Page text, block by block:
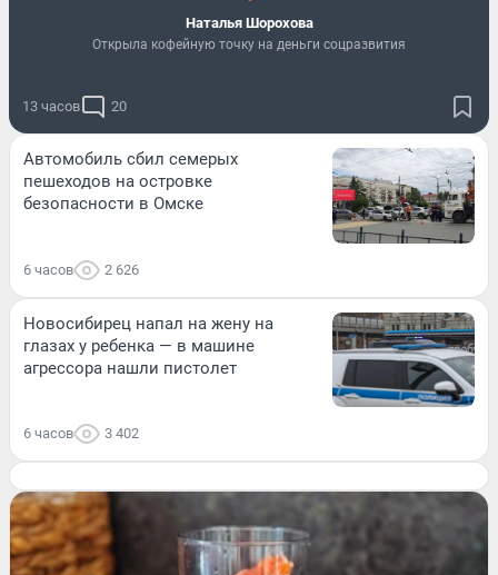
Наталья Шорохова
Открыла кофейную точку на деньги соцразвития
13 часов 20
Автомобиль сбил семерых
пешеходов на островке
безопасности в Омске
6 часов 2 626
Новосибирец напал на жену на
глазах у ребенка — в машине
агрессора нашли пистолет
6 часов 3 402